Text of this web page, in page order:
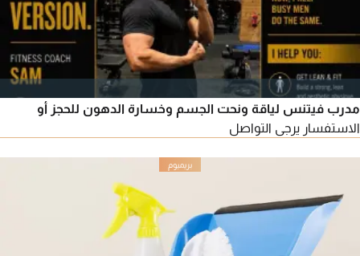
مدرب فيتنس لياقة ونحت الجسم وخسارة الدهون للحجز أو
الاستفسار يرجى التواصل